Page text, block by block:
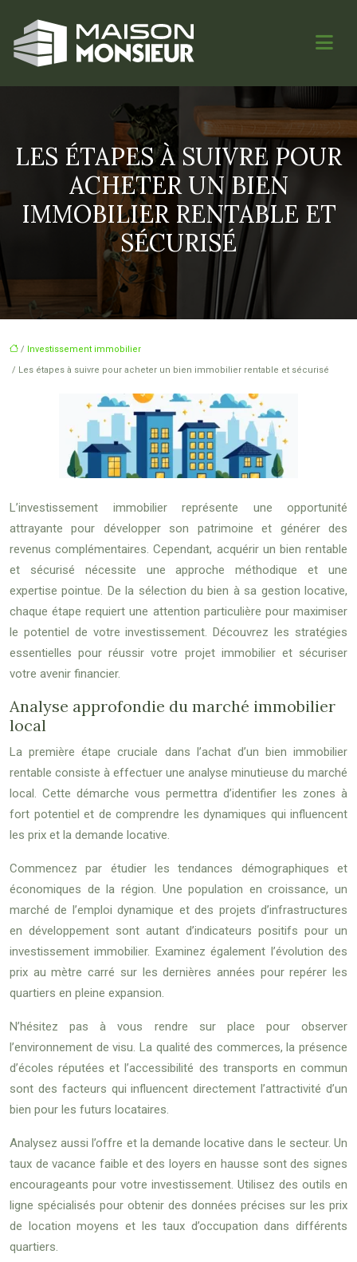
LES ÉTAPES À SUIVRE POUR
ACHETER UN BIEN
IMMOBILIER RENTABLE ET
SÉCURISÉ
/ Investissement immobilier
/ Les étapes à suivre pour acheter un bien immobilier rentable et sécurisé
L’investissement immobilier représente une opportunité
attrayante pour développer son patrimoine et générer des
revenus complémentaires. Cependant, acquérir un bien rentable
et sécurisé nécessite une approche méthodique et une
expertise pointue. De la sélection du bien à sa gestion locative,
chaque étape requiert une attention particulière pour maximiser
le potentiel de votre investissement. Découvrez les stratégies
essentielles pour réussir votre projet immobilier et sécuriser
votre avenir financier.
Analyse approfondie du marché immobilier
local
La première étape cruciale dans l’achat d’un bien immobilier
rentable consiste à effectuer une analyse minutieuse du marché
local. Cette démarche vous permettra d’identifier les zones à
fort potentiel et de comprendre les dynamiques qui influencent
les prix et la demande locative.
Commencez par étudier les tendances démographiques et
économiques de la région. Une population en croissance, un
marché de l’emploi dynamique et des projets d’infrastructures
en développement sont autant d’indicateurs positifs pour un
investissement immobilier. Examinez également l’évolution des
prix au mètre carré sur les dernières années pour repérer les
quartiers en pleine expansion.
N’hésitez pas à vous rendre sur place pour observer
l’environnement de visu. La qualité des commerces, la présence
d’écoles réputées et l’accessibilité des transports en commun
sont des facteurs qui influencent directement l’attractivité d’un
bien pour les futurs locataires.
Analysez aussi l’offre et la demande locative dans le secteur. Un
taux de vacance faible et des loyers en hausse sont des signes
encourageants pour votre investissement. Utilisez des outils en
ligne spécialisés pour obtenir des données précises sur les prix
de location moyens et les taux d’occupation dans différents
quartiers.